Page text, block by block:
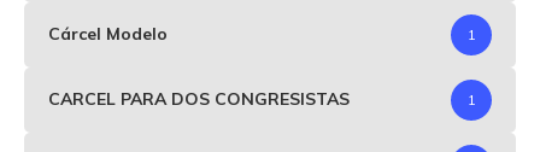
Cárcel Modelo 1
CARCEL PARA DOS CONGRESISTAS 1